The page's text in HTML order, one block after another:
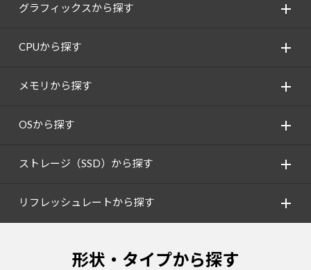
グラフィックスから探す
CPUから探す
メモリから探す
OSから探す
ストレージ（SSD）から探す
リフレッシュレートから探す
形状・タイプから探す